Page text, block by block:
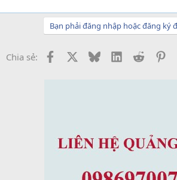
Bạn phải đăng nhập hoặc đăng ký
Chia sẻ: Facebook BlueskyLinkedInReddit